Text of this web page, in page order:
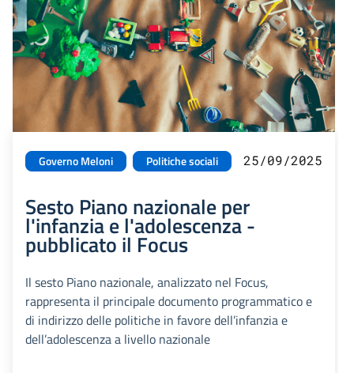
Governo Meloni Politiche sociali 25/09/2025
Sesto Piano nazionale per
l'infanzia e l'adolescenza -
pubblicato il Focus
Il sesto Piano nazionale, analizzato nel Focus,
rappresenta il principale documento programmatico e
di indirizzo delle politiche in favore dell’infanzia e
dell’adolescenza a livello nazionale